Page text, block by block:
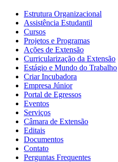
Estrutura Organizacional
Assistência Estudantil
Cursos
Projetos e Programas
Ações de Extensão
Curricularização da Extensão
Estágio e Mundo do Trabalho
Criar Incubadora
Empresa Júnior
Portal de Egressos
Eventos
Serviços
Câmara de Extensão
Editais
Documentos
Contato
Perguntas Frequentes